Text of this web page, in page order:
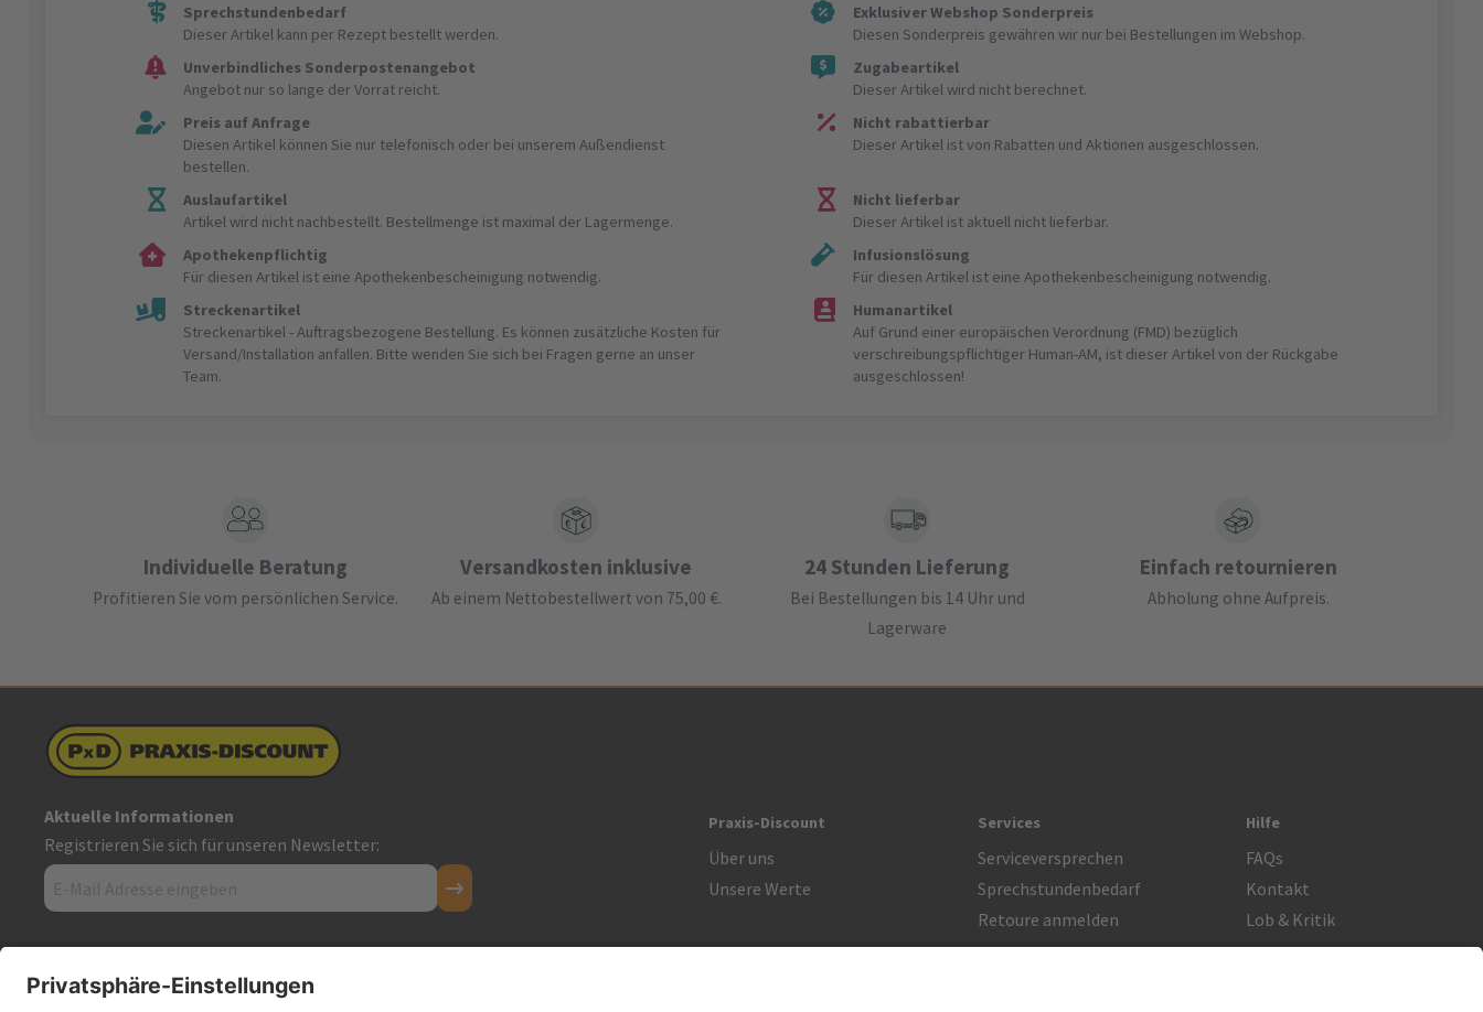
Sprechstundenbedarf
Dieser Artikel kann per Rezept bestellt werden.
Exklusiver Webshop Sonderpreis
Diesen Sonderpreis gewähren wir nur bei Bestellungen im Webshop.
Unverbindliches Sonderpostenangebot
Angebot nur so lange der Vorrat reicht.
Zugabeartikel
Dieser Artikel wird nicht berechnet.
Preis auf Anfrage
Diesen Artikel können Sie nur telefonisch oder bei unserem Außendienst
bestellen.
Nicht rabattierbar
Dieser Artikel ist von Rabatten und Aktionen ausgeschlossen.
Auslaufartikel
Artikel wird nicht nachbestellt. Bestellmenge ist maximal der Lagermenge.
Nicht lieferbar
Dieser Artikel ist aktuell nicht lieferbar.
Apothekenpflichtig
Für diesen Artikel ist eine Apothekenbescheinigung notwendig.
Infusionslösung
Für diesen Artikel ist eine Apothekenbescheinigung notwendig.
Streckenartikel
Streckenartikel - Auftragsbezogene Bestellung. Es können zusätzliche Kosten für
Versand/Installation anfallen. Bitte wenden Sie sich bei Fragen gerne an unser
Team.
Humanartikel
Auf Grund einer europäischen Verordnung (FMD) bezüglich
verschreibungspflichtiger Human-AM, ist dieser Artikel von der Rückgabe
ausgeschlossen!
Individuelle Beratung
Profitieren Sie vom persönlichen Service.
Versandkosten inklusive
Ab einem Nettobestellwert von 75,00 €.
24 Stunden Lieferung
Bei Bestellungen bis 14 Uhr und
Lagerware
Einfach retournieren
Abholung ohne Aufpreis.
Aktuelle Informationen
Registrieren Sie sich für unseren Newsletter:
Firmensitz
Praxis-Discount
Über uns
Unsere Werte
Services
Serviceversprechen
Sprechstundenbedarf
Retoure anmelden
Hilfe
FAQs
Kontakt
Lob & Kritik